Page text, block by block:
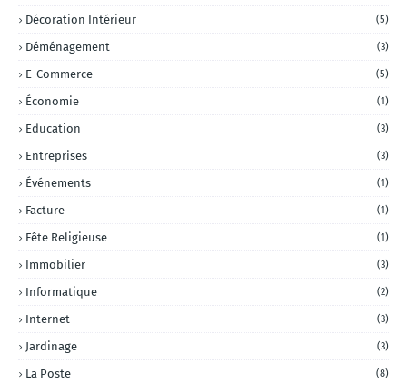
Décoration Intérieur (5)
Déménagement (3)
E-Commerce (5)
Économie (1)
Education (3)
Entreprises (3)
Événements (1)
Facture (1)
Fête Religieuse (1)
Immobilier (3)
Informatique (2)
Internet (3)
Jardinage (3)
La Poste (8)